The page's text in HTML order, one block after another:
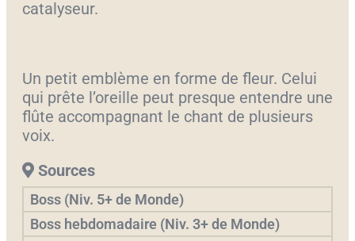
catalyseur.
Un petit emblème en forme de fleur. Celui
qui prête l’oreille peut presque entendre une
flûte accompagnant le chant de plusieurs
voix.
Sources
Boss (Niv. 5+ de Monde)
Boss hebdomadaire (Niv. 3+ de Monde)